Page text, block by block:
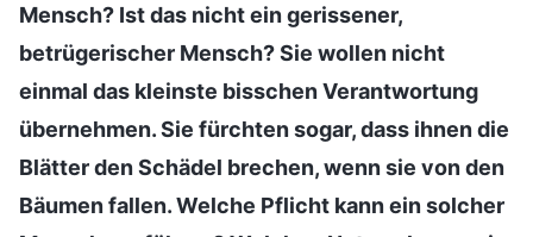
Mensch? Ist das nicht ein gerissener,
betrügerischer Mensch? Sie wollen nicht
einmal das kleinste bisschen Verantwortung
übernehmen. Sie fürchten sogar, dass ihnen die
Blätter den Schädel brechen, wenn sie von den
Bäumen fallen. Welche Pflicht kann ein solcher